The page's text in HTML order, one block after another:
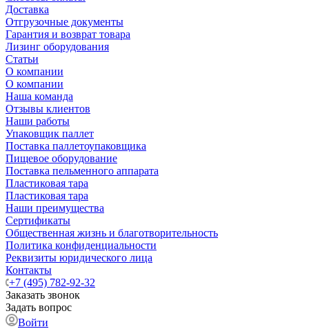
Доставка
Отгрузочные документы
Гарантия и возврат товара
Лизинг оборудования
Статьи
О компании
О компании
Наша команда
Отзывы клиентов
Наши работы
Упаковщик паллет
Поставка паллетоупаковщика
Пищевое оборудование
Поставка пельменного аппарата
Пластиковая тара
Пластиковая тара
Наши преимущества
Сертификаты
Общественная жизнь и благотворительность
Политика конфиденциальности
Реквизиты юридического лица
Контакты
+7 (495) 782-92-32
Заказать звонок
Задать вопрос
Войти